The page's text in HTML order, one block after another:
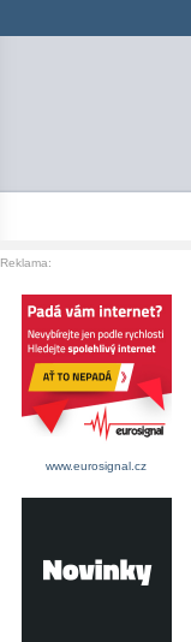
Reklama:
www.eurosignal.cz